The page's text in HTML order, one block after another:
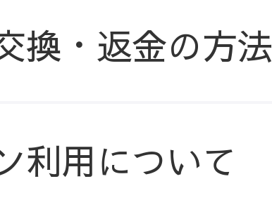
換・返金の方法
利用について